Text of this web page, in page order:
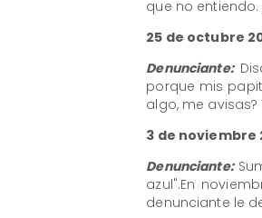
que no entiendo.
25 de octubre
Denunciante:
porque mis
algo, me
3 de noviembre
Denunciante:
azul".En
denunciante le